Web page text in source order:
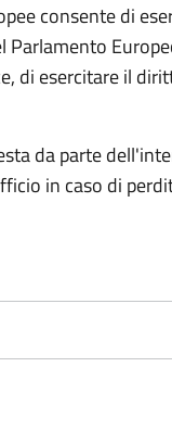
consente di
di esercitare il
da parte
in caso di